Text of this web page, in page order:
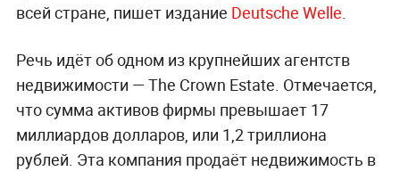
всей стране, пишет издание Deutsche Welle
Речь идёт об одном из крупнейших агентств
недвижимости — The Crown Estate. Отмечается,
что сумма активов фирмы превышает 17
миллиардов долларов, или 1,2 триллиона
рублей. Эта компания продаёт недвижимость в